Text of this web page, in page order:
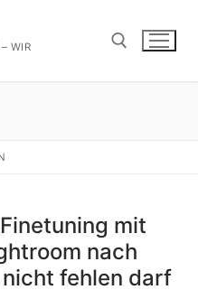
WIR
mit
nach
fehlen darf